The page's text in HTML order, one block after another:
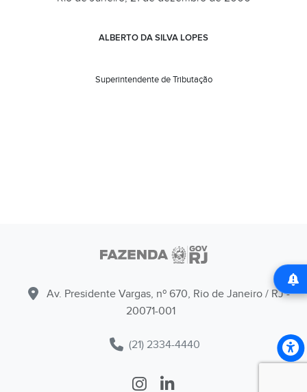
ALBERTO DA SILVA LOPES
Superintendente de Tributação
Av. Presidente Vargas, nº 670, Rio de Janeiro / RJ -
20071-001
(21) 2334-4440